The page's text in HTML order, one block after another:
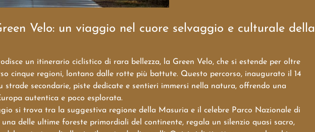
Velo: un viaggio nel cuore selvaggio e culturale della
un itinerario ciclistico di rara bellezza, la Green Velo, che si estende per oltre
cinque regioni, lontano dalle rotte più battute. Questo percorso, inaugurato il 14
strade secondarie, piste dedicate e sentieri immersi nella natura, offrendo una
autentica e poco esplorata.
si trova tra la suggestiva regione della Masuria e il celebre Parco Nazionale di
una delle ultime foreste primordiali del continente, regala un silenzio quasi sacro,